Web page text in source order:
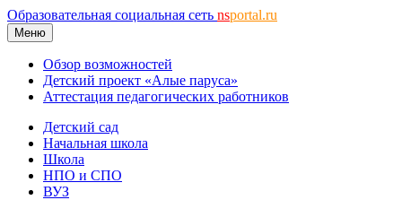
Образовательная социальная сеть nsportal.ru
Меню
Обзор возможностей
Детский проект «Алые паруса»
Аттестация педагогических работников
Детский сад
Начальная школа
Школа
НПО и СПО
ВУЗ